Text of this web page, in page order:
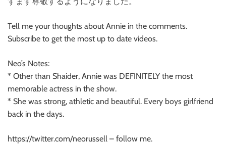
Tell me your thoughts about Annie in the comments.
Subscribe to get the most up to date videos.
Neo’s Notes:
* Other than Shaider, Annie was DEFINITELY the most
memorable actress in the show.
* She was strong, athletic and beautiful. Every boys girlfriend
back in the days.
https://twitter.com/neorussell – follow me.